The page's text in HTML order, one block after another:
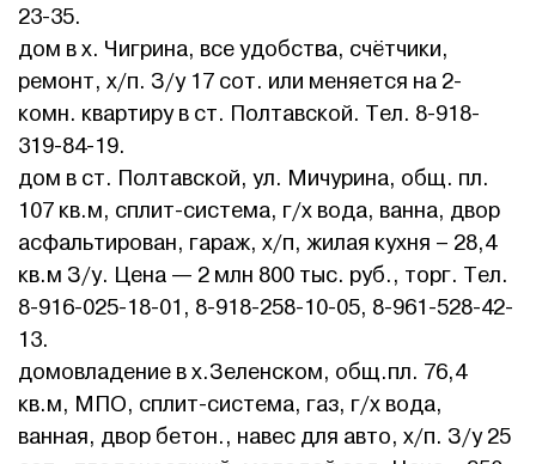
23-35.
дом в х. Чигрина, все удобства, счётчики,
ремонт, х/п. З/у 17 сот. или меняется на 2-
комн. квартиру в ст. Полтавской. Тел. 8-918-
319-84-19.
дом в ст. Полтавской, ул. Мичурина, общ. пл.
107 кв.м, сплит-система, г/х вода, ванна, двор
асфальтирован, гараж, х/п, жилая кухня – 28,4
кв.м З/у. Цена — 2 млн 800 тыс. руб., торг. Тел.
8-916-025-18-01, 8-918-258-10-05, 8-961-528-42-
13.
домовладение в х.Зеленском, общ.пл. 76,4
кв.м, МПО, сплит-система, газ, г/х вода,
ванная, двор бетон., навес для авто, х/п. З/у 25